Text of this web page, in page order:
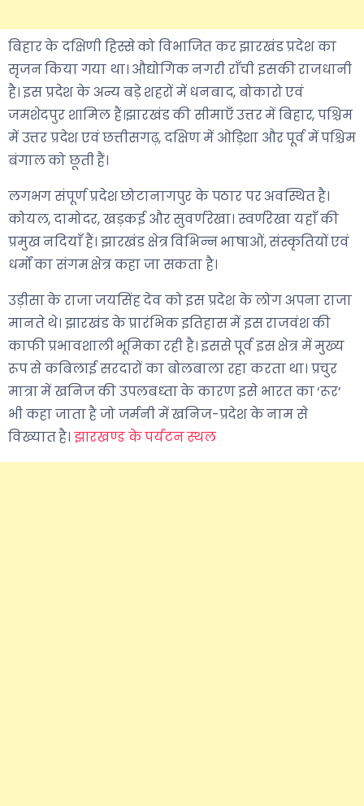
बिहार के दक्षिणी हिस्से को विभाजित कर झारखंड प्रदेश का
सृजन किया गया था। औद्योगिक नगरी राँची इसकी राजधानी
है। इस प्रदेश के अन्य बड़े शहरों में धनबाद, बोकारो एवं
जमशेदपुर शामिल हैं।झारखंड की सीमाएँ उत्तर में बिहार, पश्चिम
में उत्तर प्रदेश एवं छत्तीसगढ़, दक्षिण में ओड़िशा और पूर्व में पश्चिम
बंगाल को छूती हैं।
लगभग संपूर्ण प्रदेश छोटानागपुर के पठार पर अवस्थित है।
कोयल, दामोदर, खड़कई और सुवर्णरेखा। स्वर्णरेखा यहाँ की
प्रमुख नदियाँ हैं। झारखंड क्षेत्र विभिन्न भाषाओं, संस्कृतियों एवं
धर्मों का संगम क्षेत्र कहा जा सकता है।
उड़ीसा के राजा जयसिंह देव को इस प्रदेश के लोग अपना राजा
मानते थे। झारखंड के प्रारंभिक इतिहास में इस राजवंश की
काफी प्रभावशाली भूमिका रही है। इससे पूर्व इस क्षेत्र में मुख्य
रूप से कबिलाई सरदारों का बोलबाला रहा करता था। प्रचुर
मात्रा में खनिज की उपलबध्ता के कारण इसे भारत का ‘रूर’
भी कहा जाता है जो जर्मनी में खनिज-प्रदेश के नाम से
विख्यात है। झारखण्ड के पर्यटन स्थल